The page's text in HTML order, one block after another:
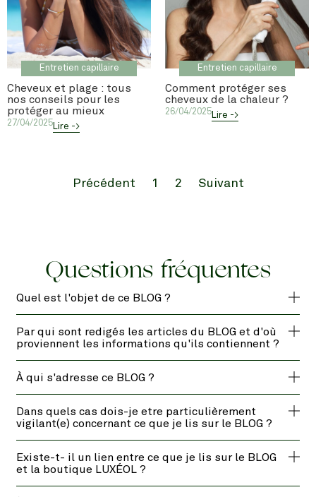
Entretien capillaire
Cheveux et plage : tous
nos conseils pour les
protéger au mieux
27/04/2025Lire ->
Entretien capillaire
Comment protéger ses
cheveux de la chaleur ?
26/04/2025Lire ->
Précédent 1 2 Suivant
Questions fréquentes
Quel est l'objet de ce BLOG ?
Par qui sont redigés les articles du BLOG et d'où
proviennent les informations qu'ils contiennent ?
À qui s'adresse ce BLOG ?
Dans quels cas dois-je etre particulièrement
vigilant(e) concernant ce que je lis sur le BLOG ?
Existe-t- il un lien entre ce que je lis sur le BLOG
et la boutique LUXÉOL ?